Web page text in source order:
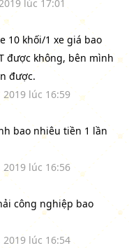
lúc 17:01
10 khối/1 xe giá bao
được không, bên mình
được.
lúc 16:59
bao nhiêu tiền 1 lần
lúc 16:56
công nghiệp bao
lúc 16:54